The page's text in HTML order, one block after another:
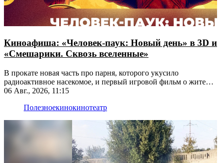
Киноафиша: «Человек-паук: Новый день» в 3D и
«Смешарики. Сквозь вселенные»
В прокате новая часть про парня, которого укусило
радиоактивное насекомое, и первый игровой фильм о жителях
Ромашковой долины
06 Авг., 2026, 11:15
Полезноекинокинотеатр